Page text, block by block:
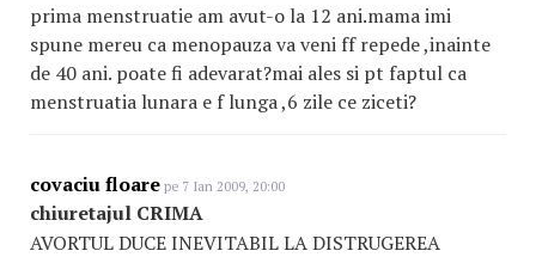
prima menstruatie am avut-o la 12 ani.mama imi
spune mereu ca menopauza va veni ff repede ,inainte
de 40 ani. poate fi adevarat?mai ales si pt faptul ca
menstruatia lunara e f lunga ,6 zile ce ziceti?
covaciu floare pe 7 Ian 2009, 20:00
chiuretajul CRIMA
AVORTUL DUCE INEVITABIL LA DISTRUGEREA